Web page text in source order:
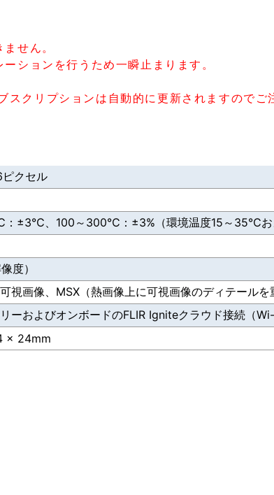
せん。
ションを行うため一瞬止まります。
クリプションは自動的に更新されますのでご
クセル
±3℃、100～300℃：±3%（環境温度15～35℃お
度）
視画像、MSX（熱画像上に可視画像のディテール
ーおよびオンボードのFLIR Igniteクラウド接続（Wi-
× 24mm